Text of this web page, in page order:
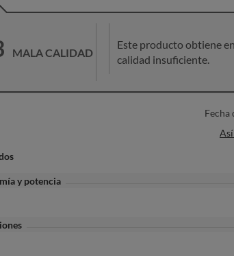
MALA CALIDAD
Este producto obtiene
calidad insuficiente.
Fecha
y potencia